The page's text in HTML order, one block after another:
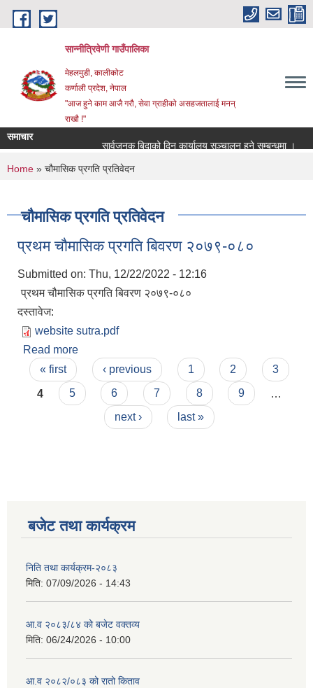
Skip to main content
सान्नीत्रिवेणी गाउँपालिका
मेहलमुडी, कालीकोट
कर्णाली प्रदेश, नेपाल
"आज हुने काम आजै गरौ, सेवा ग्राहीको असहजतालाई मनन्
राखौ !"
समाचार
सार्वजनुक बिदाको दिन कार्यालय सञ्चालन हुने सम्बन्धमा ।
You are here
Home » चौमासिक प्रगति प्रतिवेदन
चौमासिक प्रगति प्रतिवेदन
प्रथम चौमासिक प्रगति बिवरण २०७९-०८०
Submitted on: Thu, 12/22/2022 - 12:16
प्रथम चौमासिक प्रगति बिवरण २०७९-०८०
दस्तावेज:
website sutra.pdf
Read more
Pages
« first ‹ previous 1 2
3
4
5 6 7 8 9
next ›
last »
बजेट तथा कार्यक्रम
निति तथा कार्यक्रम-२०८३
मिति: 07/09/2026 - 14:43
आ.व २०८३/८४ को बजेट वक्तव्य
मिति: 06/24/2026 - 10:00
आ.व २०८२/०८३ को रातो किताव